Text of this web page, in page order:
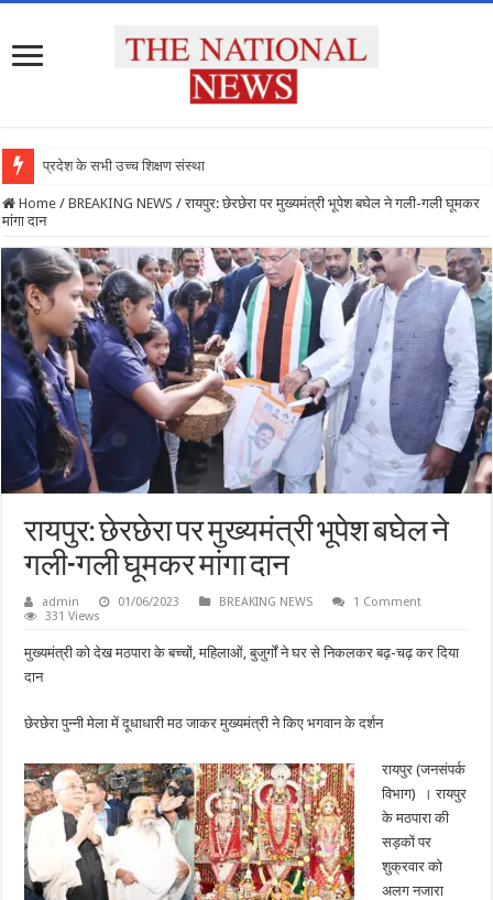
प्रदेश के सभी उच्च शिक्षण संस्थानों को रा
Home / BREAKING NEWS / रायपुर: छेरछेरा पर मुख्यमंत्री भूपेश बघेल ने गली-गली घूमकर
मांगा दान
रायपुर: छेरछेरा पर मुख्यमंत्री भूपेश बघेल ने
गली-गली घूमकर मांगा दान
admin 01/06/2023 BREAKING NEWS
1 Comment
331 Views
मुख्यमंत्री को देख मठपारा के बच्चों, महिलाओं, बुजुर्गों ने घर से निकलकर बढ़-चढ़ कर दिया
दान
छेरछेरा पुन्नी मेला में दूधाधारी मठ जाकर मुख्यमंत्री ने किए भगवान के दर्शन
रायपुर (जनसंपर्क
विभाग) । रायपुर
के मठपारा की
सड़कों पर
शुक्रवार को
अलग नजारा